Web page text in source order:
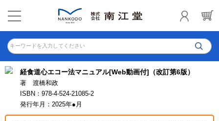
キーワードを入力してください
経食道心エコー法マニュアル[Web動画付]（改訂第6版）
著 渡橋和政
ISBN：978-4-524-21085-2
発行年月：2025年●月